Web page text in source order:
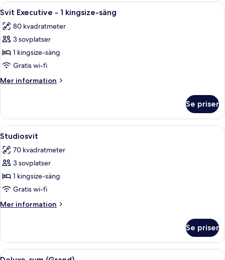
Öppna
alla
foton
för
Svit
Executive
-
1
säng
Ett hotellrum med en stor säng, två
4
Svit Executive - 1 kingsize-säng
80 kvadratmeter
3 sovplatser
1 kingsize-säng
Gratis wi-fi
Mer information
Mer
Executive
1
säng
Se priser
Öppna
alla
foton
för
Studiosvit
Studiosvit | Sängtillbehör av högsta
11
Studiosvit
70 kvadratmeter
3 sovplatser
1 kingsize-säng
Gratis wi-fi
Mer information
Mer
Se priser
Öppna
Sängtillbehör av högsta kvalitet och
8